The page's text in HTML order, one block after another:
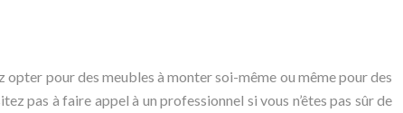
pour des meubles à monter soi-même ou même pour des
pas à faire appel à un professionnel si vous n’êtes pas sûr de